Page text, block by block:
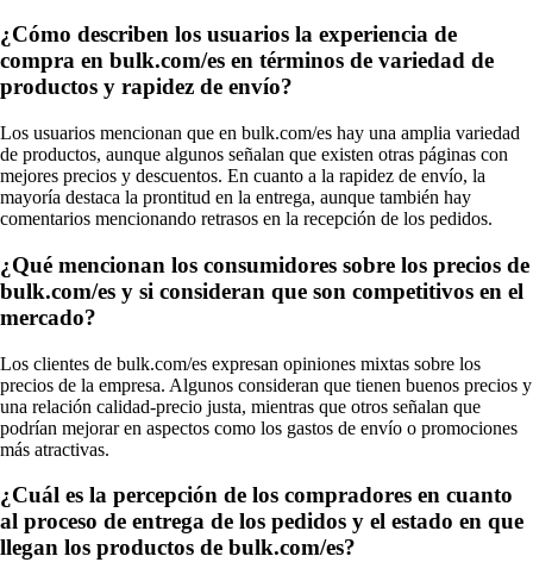
¿Cómo describen los usuarios la experiencia de
compra en bulk.com/es en términos de variedad de
productos y rapidez de envío?
Los usuarios mencionan que en bulk.com/es hay una amplia variedad
de productos, aunque algunos señalan que existen otras páginas con
mejores precios y descuentos. En cuanto a la rapidez de envío, la
mayoría destaca la prontitud en la entrega, aunque también hay
comentarios mencionando retrasos en la recepción de los pedidos.
¿Qué mencionan los consumidores sobre los precios de
bulk.com/es y si consideran que son competitivos en el
mercado?
Los clientes de bulk.com/es expresan opiniones mixtas sobre los
precios de la empresa. Algunos consideran que tienen buenos precios y
una relación calidad-precio justa, mientras que otros señalan que
podrían mejorar en aspectos como los gastos de envío o promociones
más atractivas.
¿Cuál es la percepción de los compradores en cuanto
al proceso de entrega de los pedidos y el estado en que
llegan los productos de bulk.com/es?